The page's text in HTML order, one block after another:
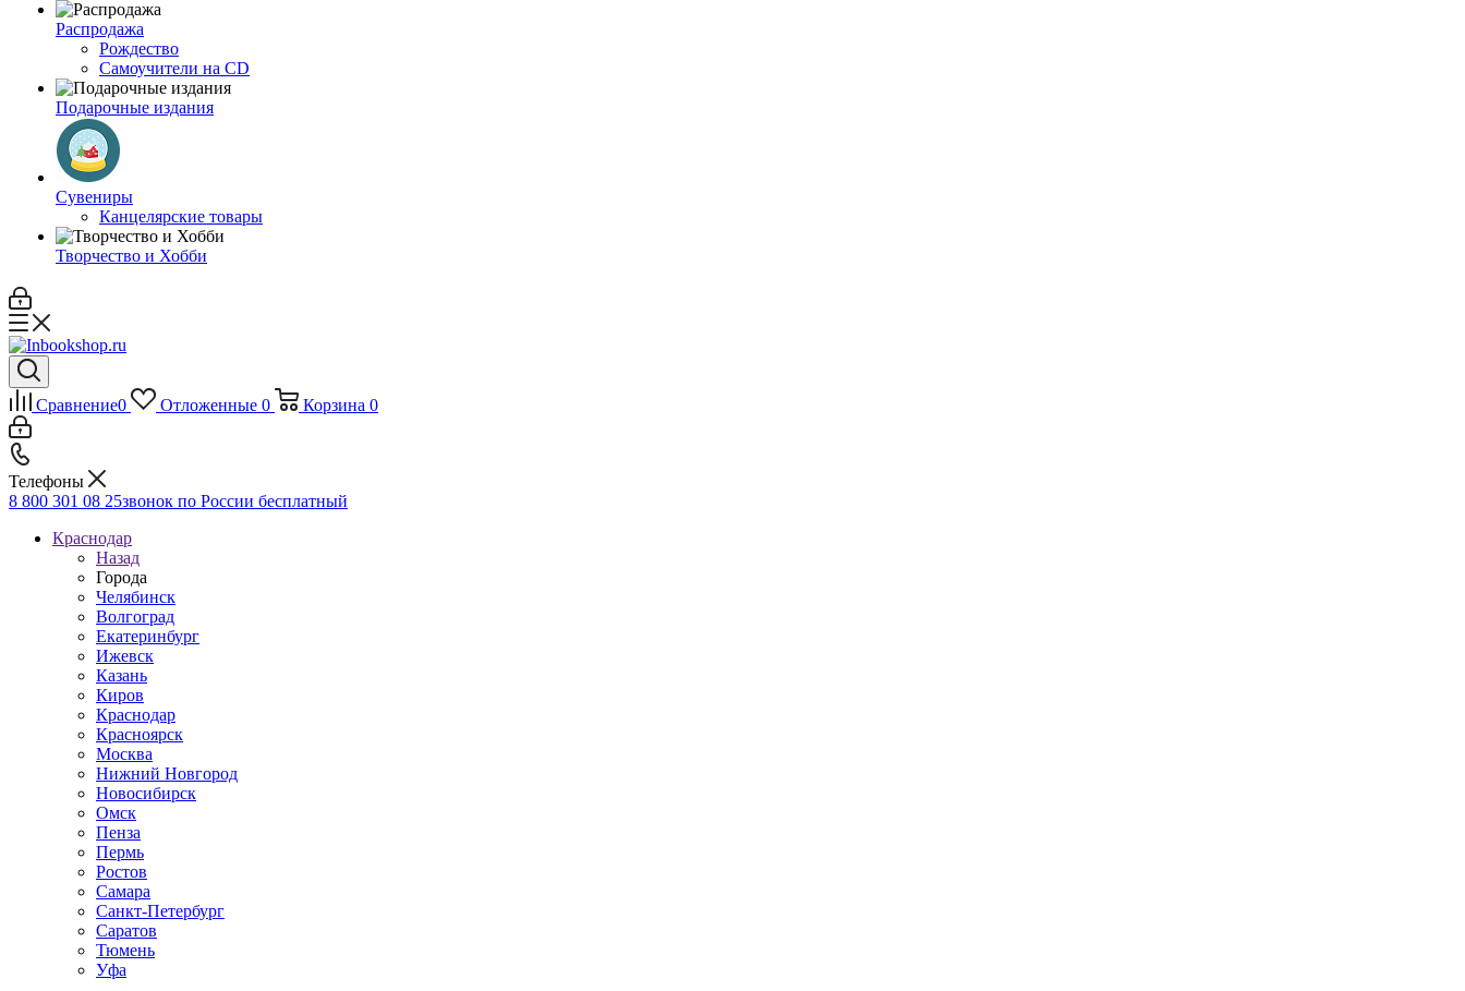
Распродажа
Рождество
Самоучители на CD
Подарочные издания
Сувениры
Канцелярские товары
Творчество и Хобби
Сравнение0 Отложенные 0 Корзина 0
Телефоны
8 800 301 08 25звонок по России бесплатный
Краснодар
Назад
Города
Челябинск
Волгоград
Екатеринбург
Ижевск
Казань
Киров
Краснодар
Красноярск
Москва
Нижний Новгород
Новосибирск
Омск
Пенза
Пермь
Ростов
Самара
Санкт-Петербург
Саратов
Тюмень
Уфа